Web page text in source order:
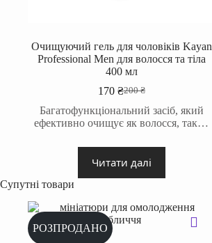
Очищуючий гель для чоловіків Kayan
Professional Men для волосся та тіла
400 мл
200₴
Оригінальна
ціна:
200 ₴.
170 ₴Поточна
ціна:
170 ₴.
Багатофункціональний засіб, який
ефективно очищує як волосся, так…
Читати далі
Супутні товари
РОЗПРОДАНО